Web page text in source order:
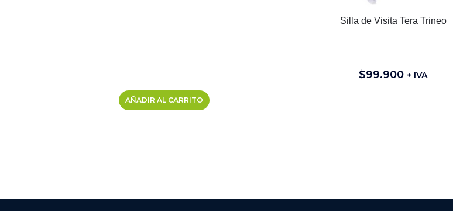
Silla de Visita Tera Trineo
$99.900 + IVA
AÑADIR AL CARRITO